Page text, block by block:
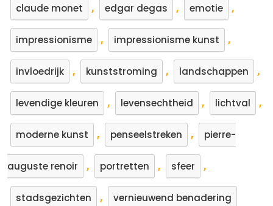
claude monet , edgar degas , emotie ,
impressionisme , impressionisme kunst ,
invloedrijk , kunststroming , landschappen ,
levendige kleuren , levensechtheid , lichtval ,
moderne kunst , penseelstreken , pierre-
auguste renoir , portretten , sfeer ,
stadsgezichten , vernieuwend benadering